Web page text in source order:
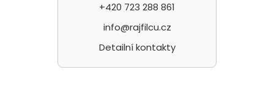
+420 723 288 861
info@rajfilcu.cz
Detailní kontakty